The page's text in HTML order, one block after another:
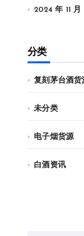
2024 年 11 月
分类
复刻茅台酒货
未分类
电子烟货源
白酒资讯